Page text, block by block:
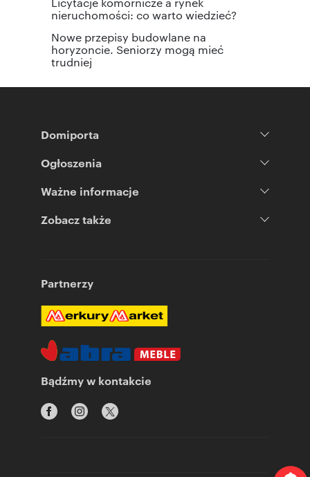
nieruchomości: co warto wiedzieć?
Nowe przepisy budowlane na
horyzoncie. Seniorzy mogą mieć
trudniej
Domiporta
Ogłoszenia
Ważne informacje
Zobacz także
Partnerzy
Bądźmy w kontakcie